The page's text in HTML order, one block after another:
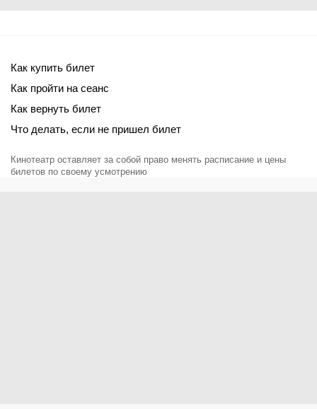
Как купить билет
Как пройти на сеанс
Как вернуть билет
Что делать, если не пришел билет
Кинотеатр оставляет за собой право менять расписание и цены
билетов по своему усмотрению